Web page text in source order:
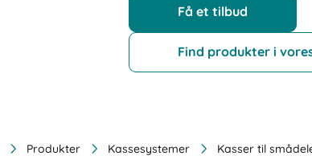
Få et tilbud
Find produkter i
Produkter Kassesystemer Kasser til